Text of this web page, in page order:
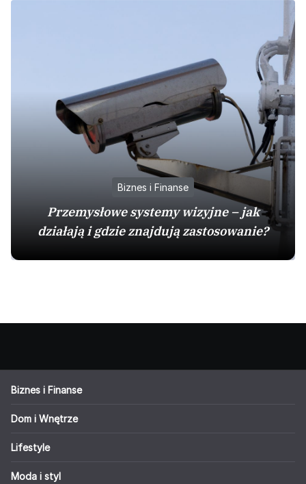
Biznes i Finanse
Przemysłowe systemy wizyjne – jak
działają i gdzie znajdują zastosowanie?
Biznes i Finanse
Dom i Wnętrze
Lifestyle
Moda i styl